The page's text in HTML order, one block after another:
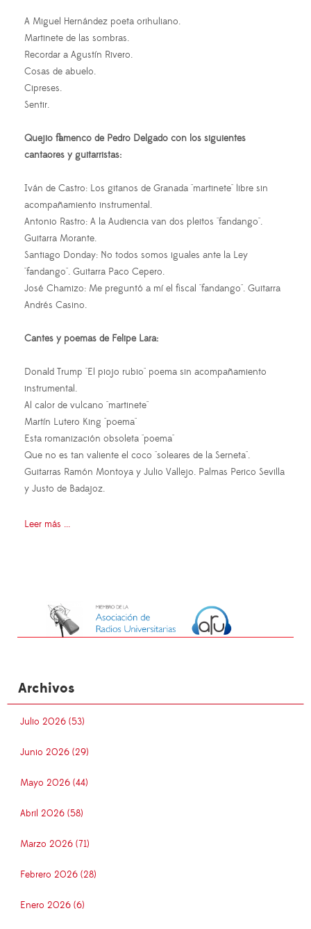
A Miguel Hernández poeta orihuliano.
Martinete de las sombras.
Recordar a Agustín Rivero.
Cosas de abuelo.
Cipreses.
Sentir.
Quejio flamenco de Pedro Delgado con los siguientes
cantaores y guitarristas:
Iván de Castro: Los gitanos de Granada "martinete" libre sin
acompañamiento instrumental.
Antonio Rastro: A la Audiencia van dos pleitos "fandango".
Guitarra Morante.
Santiago Donday: No todos somos iguales ante la Ley
"fandango". Guitarra Paco Cepero.
José Chamizo: Me preguntó a mí el fiscal "fandango". Guitarra
Andrés Casino.
Cantes y poemas de Felipe Lara:
Donald Trump "El piojo rubio" poema sin acompañamiento
instrumental.
Al calor de vulcano "martinete"
Martín Lutero King "poema"
Esta romanización obsoleta "poema"
Que no es tan valiente el coco "soleares de la Serneta".
Guitarras Ramón Montoya y Julio Vallejo. Palmas Perico Sevilla
y Justo de Badajoz.
Leer más ...
Archivos
Julio 2026 (53)
Junio 2026 (29)
Mayo 2026 (44)
Abril 2026 (58)
Marzo 2026 (71)
Febrero 2026 (28)
Enero 2026 (6)